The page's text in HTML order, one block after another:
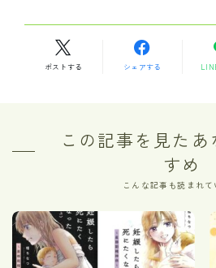
ポストする シェアする
この記事を見た
すめ
こんな記事も読まれて